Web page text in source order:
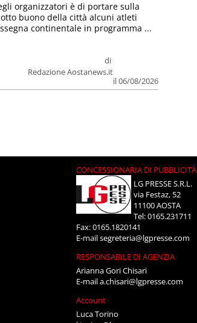
di
Redazione Aostanews.it
il 06/08/2026
organizzatori è di portare sulla
buono della città alcuni atleti
continentale in programma ...
CONCESSIONARIA DI PUBBLICITÀ
LG PRESSE S.R.L.
via Festaz, 52
11100 AOSTA
Tel: 0165.231711
Fax: 0165.1820141
E-mailsegreteria@lgpresse.com
RESPONSABILE DI AGENZIA
Arianna Gori Chisari
E-maila.chisari@lgpresse.com
Account
Luca Torino